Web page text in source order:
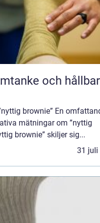
brownie” En
mätningar om ”nyttig
brownie” skiljer sig...
31 juli